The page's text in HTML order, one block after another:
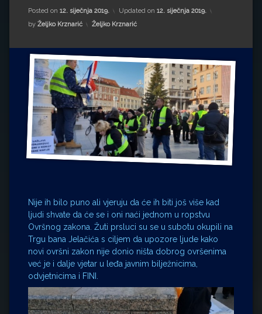
Drugi autori
Drugi autori
Matea Andrić
Ljiljana Lekanić-Kljaić
Željko Krznarić
Mario Lovreković
Posted on 12. siječnja 2019. Updated on 12. siječnja 2019.
by Željko Krznarić Kategorije:
Željko Krznarić
Nije ih bilo puno ali vjeruju da će ih biti još više kad
ljudi shvate da će se i oni naći jednom u ropstvu
Ovršnog zakona. Žuti prsluci su se u subotu okupili na
Trgu bana Jelačića s ciljem da upozore ljude kako
novi ovršni zakon nije donio ništa dobrog ovršenima
već je i dalje vjetar u leđa javnim bilježnicima,
odvjetnicima i FINI.